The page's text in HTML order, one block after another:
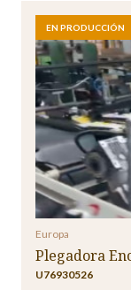
EN PRODUCCIÓN
Europa
Plegadora
U76930526